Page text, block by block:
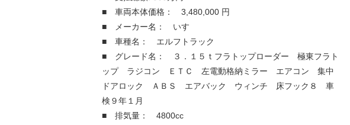
■ 車両本体価格： 3,480,000 円
■ メーカー名： いすゞ
■ 車種名： エルフトラック
■ グレード名： ３．１５ｔフラトップローダー 極東フラト
ップ ラジコン ＥＴＣ 左電動格納ミラー エアコン 集中
ドアロック ＡＢＳ エアバック ウィンチ 床フック８ 車
検９年１月
■ 排気量： 4800cc